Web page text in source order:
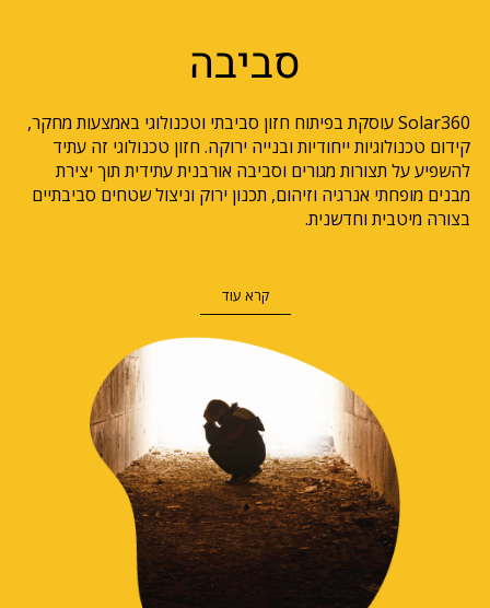
סביבה
Solar360 עוסקת בפיתוח חזון סביבתי וטכנולוגי באמצעות מחקר,
קידום טכנולוגיות ייחודיות ובנייה ירוקה. חזון טכנולוגי זה עתיד
להשפיע על תצורות מגורים וסביבה אורבנית עתידית תוך יצירת
מבנים מופחתי אנרגיה וזיהום, תכנון ירוק וניצול שטחים סביבתיים
בצורה מיטבית וחדשנית.
קרא עוד